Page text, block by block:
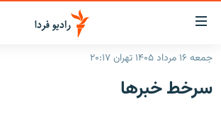
لینک‌های
قابلیت
دسترسی
بازگشت
ایران
جمعه ۱۶ مرداد ۱۴۰۵ تهران ۲۰:۱۷
سرخط‌ خبرها